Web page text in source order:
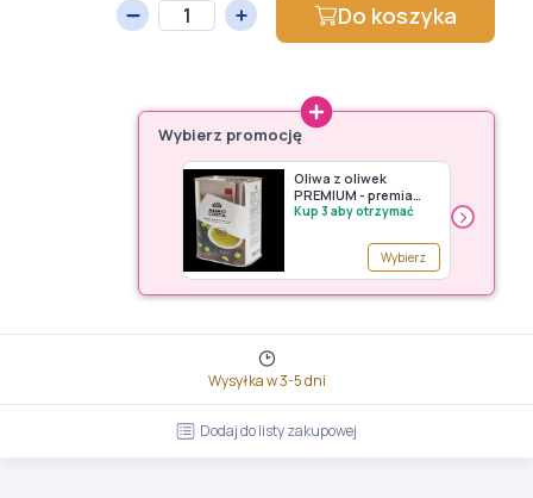
Do koszyka
Wybierz promocję
Oliwa z oliwek
PREMIUM - premia
Avery Zweckform (do
Kup 3 aby otrzymać
Wybierz
›
Wysyłka w 3-5 dni
Dodaj do listy zakupowej